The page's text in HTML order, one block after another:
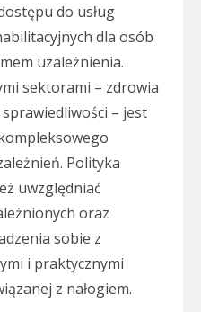
do usług
dla osób
uzależnienia.
sektorami – zdrowia
– jest
Polityka
uwzględniać
oraz
sobie z
i praktycznymi
z nałogiem.